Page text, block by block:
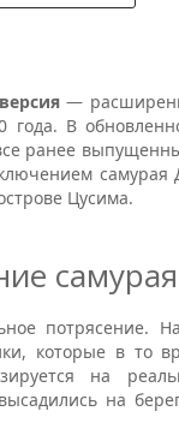
—
В
ранее
самурая
Цусима.
самурая
потрясение. На
которые в то
на
на